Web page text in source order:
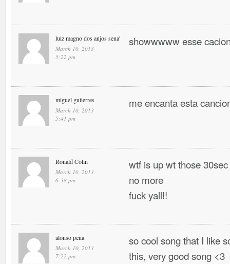
luiz magno dos anjos sena'
March 10, 2013
5:22 pm
showwwww esse
miguel gutierres
March 10, 2013
5:41 pm
me encanta esta
Ronald Colin
March 10, 2013
6:38 pm
wtf is up wt those
no more
fuck yall!!
alonso peña
March 10, 2013
7:22 pm
so cool song that I like
this, very good song <3